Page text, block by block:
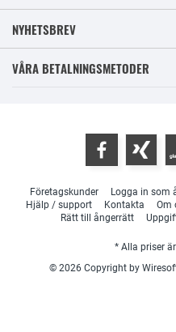
NYHETSBREV
VÅRA BETALNINGSMETODER
Företagskunder Logga in som
Hjälp / support
Kontakta Om
Rätt till ångerrätt
* Alla priser
© 2026 Copyright by